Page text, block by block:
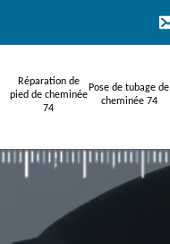
Réparation de
pied de cheminée
74
Pose de tubage de
cheminée 74